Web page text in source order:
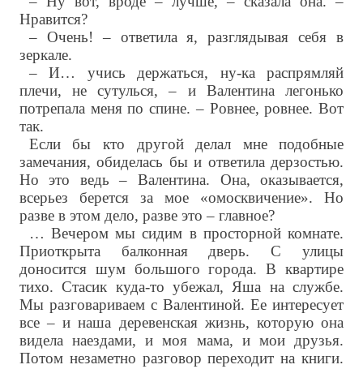
Нравится?
– Очень! – ответила я, разглядывая себя в
зеркале.
– И… учись держаться, ну-ка распрямляй
плечи, не сутулься, – и Валентина легонько
потрепала меня по спине. – Ровнее, ровнее. Вот
так.
Если бы кто другой делал мне подобные
замечания, обиделась бы и ответила дерзостью.
Но это ведь – Валентина. Она, оказывается,
всерьез берется за мое «омосквичение». Но
разве в этом дело, разве это – главное?
… Вечером мы сидим в просторной комнате.
Приоткрыта балконная дверь. С улицы
доносится шум большого города. В квартире
тихо. Стасик куда-то убежал, Яша на службе.
Мы разговариваем с Валентиной. Ее интересует
все – и наша деревенская жизнь, которую она
видела наездами, и моя мама, и мои друзья.
Потом незаметно разговор переходит на книги.